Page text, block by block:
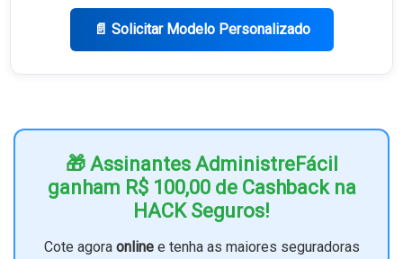
📄 Solicitar Modelo Personalizado
🎁 Assinantes AdministreFácil
ganham R$ 100,00 de Cashback na
HACK Seguros!
Cote agora onlinee tenha as maiores seguradoras